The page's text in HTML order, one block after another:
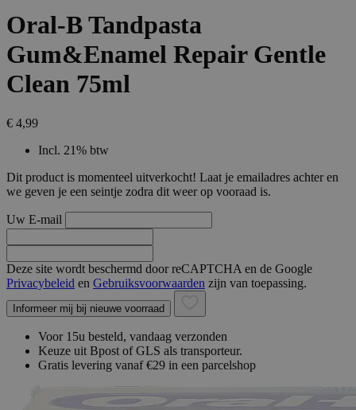
Oral-B Tandpasta
Gum&Enamel Repair Gentle
Clean 75ml
€ 4,99
Incl. 21% btw
Dit product is momenteel uitverkocht! Laat je emailadres achter en
we geven je een seintje zodra dit weer op vooraad is.
Uw E-mail
Deze site wordt beschermd door reCAPTCHA en de Google
Privacybeleid en Gebruiksvoorwaarden zijn van toepassing.
Informeer mij bij nieuwe voorraad
Voor 15u besteld, vandaag verzonden
Keuze uit Bpost of GLS als transporteur.
Gratis levering vanaf €29 in een parcelshop